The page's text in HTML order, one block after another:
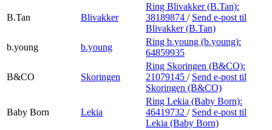
B.Tan Blivakker
Ring Blivakker (B.Tan):
38189874 / Send e-post til
Blivakker (B.Tan)
b.young
b.young
Ring b.young (b.young):
64859935
B&CO Skoringen
Ring Skoringen (B&CO):
21079145 / Send e-post til
Skoringen (B&CO)
Baby Born Lekia
Ring Lekia (Baby Born):
46419732 / Send e-post til
Lekia (Baby Born)